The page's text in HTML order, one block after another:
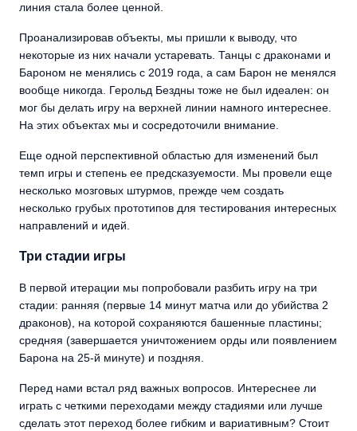
линия стала более ценной.
Проанализировав объекты, мы пришли к выводу, что
некоторые из них начали устаревать. Танцы с драконами и
Бароном не менялись с 2019 года, а сам Барон не менялся
вообще никогда. Герольд Бездны тоже не был идеален: он
мог бы делать игру на верхней линии намного интереснее.
На этих объектах мы и сосредоточили внимание.
Еще одной перспективной областью для изменений был
темп игры и степень ее предсказуемости. Мы провели еще
несколько мозговых штурмов, прежде чем создать
несколько грубых прототипов для тестирования интересных
направлений и идей.
Три стадии игры
В первой итерации мы попробовали разбить игру на три
стадии: ранняя (первые 14 минут матча или до убийства 2
драконов), на которой сохраняются башенные пластины;
средняя (завершается уничтожением орды или появлением
Барона на 25-й минуте) и поздняя.
Перед нами встал ряд важных вопросов. Интереснее ли
играть с четкими переходами между стадиями или лучше
сделать этот переход более гибким и вариативным? Стоит